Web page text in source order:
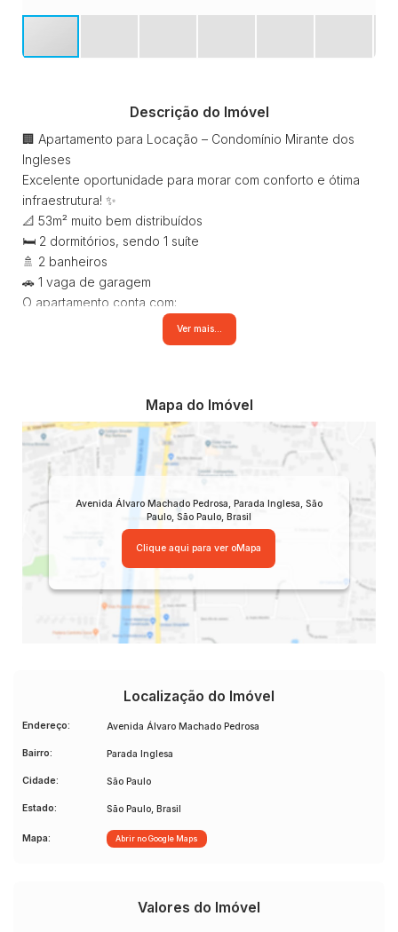
Descrição do Imóvel
🏢 Apartamento para Locação – Condomínio Mirante dos
Ingleses
Excelente oportunidade para morar com conforto e ótima
infraestrutura! ✨
📐 53m² muito bem distribuídos
🛏️ 2 dormitórios, sendo 1 suíte
🚿 2 banheiros
🚗 1 vaga de garagem
O apartamento conta com:
Condomínio com lazer completo:
🏊 Piscina
💪 Academia
🔥 Churrasqueira
🎉 Salão de festas
🛝 Playground
💰 Valor da locação: R$ 2.500
💵 Condomínio: R$ 958
📄 IPTU: R$ 60
📍 Condomínio Mirante dos Ingleses
Ideal para quem busca praticidade, conforto e lazer em um
só lugar!
Ver mais...
Mapa do Imóvel
Avenida Álvaro Machado Pedrosa, Parada Inglesa, São
Paulo, São Paulo, Brasil
Clique aqui para ver oMapa
Localização do Imóvel
Endereço: Avenida Álvaro Machado Pedrosa
Bairro: Parada Inglesa
Cidade: São Paulo
Estado: São Paulo, Brasil
Mapa: Abrir no Google Maps
Valores do Imóvel